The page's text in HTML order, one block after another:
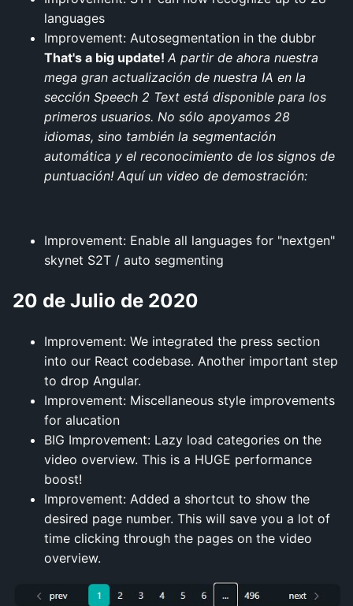
languages
Improvement: Autosegmentation in the dubbr
That's a big update! A partir de ahora nuestra
mega gran actualización de nuestra IA en la
sección Speech 2 Text está disponible para los
primeros usuarios. No sólo apoyamos 28
idiomas, sino también la segmentación
automática y el reconocimiento de los signos de
puntuación! Aquí un video de demostración:
Improvement: Enable all languages for "nextgen"
skynet S2T / auto segmenting
20 de Julio de 2020
Improvement: We integrated the press section
into our React codebase. Another important step
to drop Angular.
Improvement: Miscellaneous style improvements
for alucation
BIG Improvement: Lazy load categories on the
video overview. This is a HUGE performance
boost!
Improvement: Added a shortcut to show the
desired page number. This will save you a lot of
time clicking through the pages on the video
overview.